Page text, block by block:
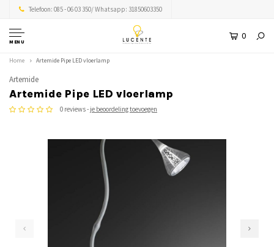
Telefoon: 085 - 06 03 350/ Whatsapp: 31850603350
MENU
0
Home Artemide Pipe LED vloerlamp
Artemide
Artemide Pipe LED vloerlamp
0 reviews - je beoordeling toevoegen